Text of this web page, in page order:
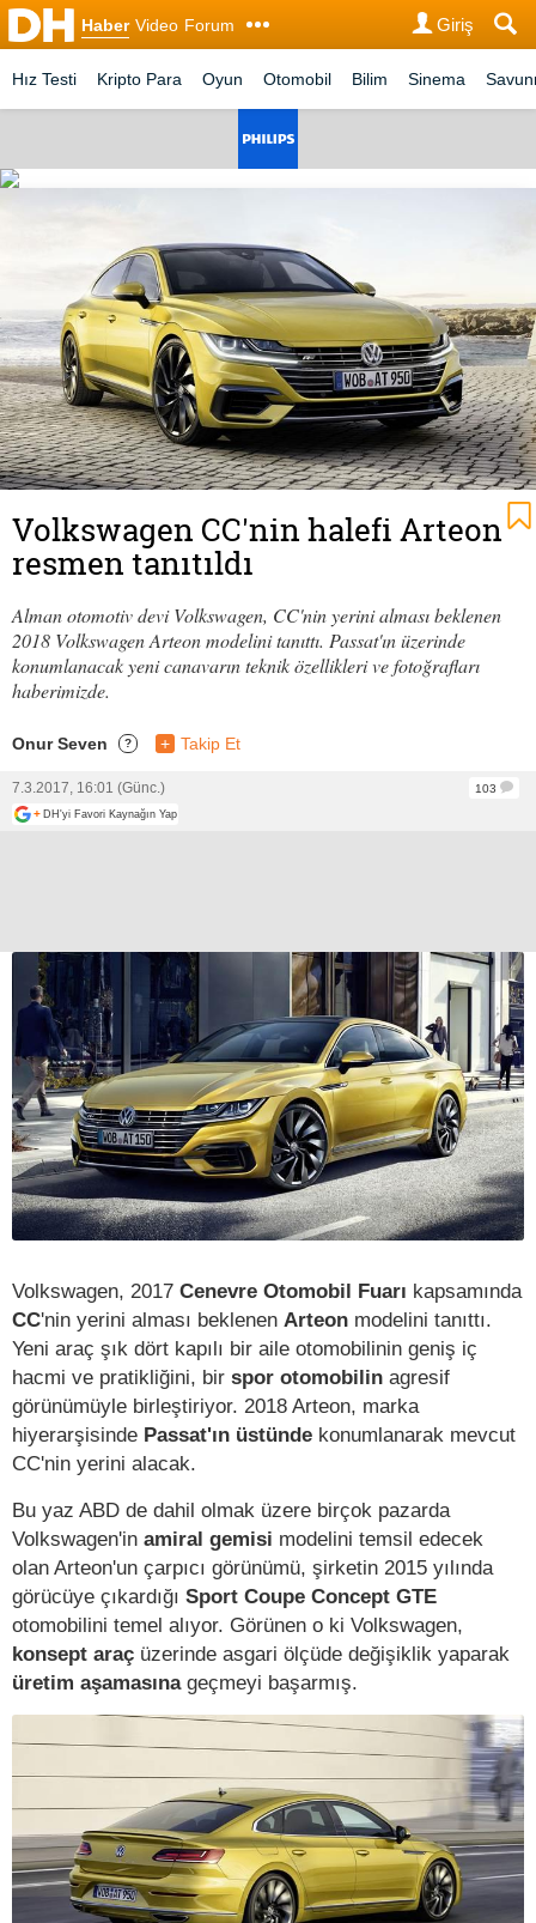
Haber Video Forum Giriş
Hız Testi Kripto Para Oyun Otomobil Bilim Sinema
Volkswagen CC'nin halefi Arteon
resmen tanıtıldı
Alman otomotiv devi Volkswagen, CC'nin yerini alması beklenen
2018 Volkswagen Arteon modelini tanıttı. Passat'ın üzerinde
konumlanacak yeni canavarın teknik özellikleri ve fotoğrafları
haberimizde.
Onur Seven ? + Takip Et
7.3.2017, 16:01 (Günc.)
103
+ DH'yi Favori Kaynağın Yap
Volkswagen, 2017 Cenevre Otomobil Fuarı kapsamında
CC'nin yerini alması beklenen Arteon modelini tanıttı.
Yeni araç şık dört kapılı bir aile otomobilinin geniş iç
hacmi ve pratikliğini, bir spor otomobilin agresif
görünümüyle birleştiriyor. 2018 Arteon, marka
hiyerarşisinde Passat'ın üstünde konumlanarak mevcut
CC'nin yerini alacak.
Bu yaz ABD de dahil olmak üzere birçok pazarda
Volkswagen'in amiral gemisi modelini temsil edecek
olan Arteon'un çarpıcı görünümü, şirketin 2015 yılında
görücüye çıkardığı Sport Coupe Concept GTE
otomobilini temel alıyor. Görünen o ki Volkswagen,
konsept araç üzerinde asgari ölçüde değişiklik yaparak
üretim aşamasınageçmeyi başarmış.